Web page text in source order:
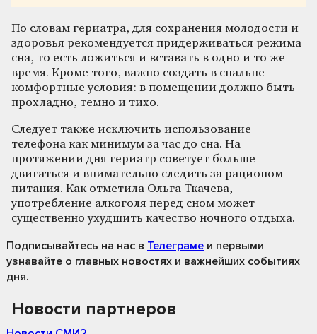
По словам гериатра, для сохранения молодости и
здоровья рекомендуется придерживаться режима
сна, то есть ложиться и вставать в одно и то же
время. Кроме того, важно создать в спальне
комфортные условия: в помещении должно быть
прохладно, темно и тихо.
Следует также исключить использование
телефона как минимум за час до сна. На
протяжении дня гериатр советует больше
двигаться и внимательно следить за рационом
питания. Как отметила Ольга Ткачева,
употребление алкоголя перед сном может
существенно ухудшить качество ночного отдыха.
Подписывайтесь на нас в Телеграме и первыми
узнавайте о главных новостях и важнейших событиях
дня.
Новости партнеров